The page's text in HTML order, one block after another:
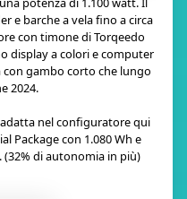
e barche a vela fino a circa
con timone di Torqeedo
display a colori e computer
con gambo corto che lungo
2024.
nel configuratore qui
Package con 1.080 Wh e
(32% di autonomia in più)